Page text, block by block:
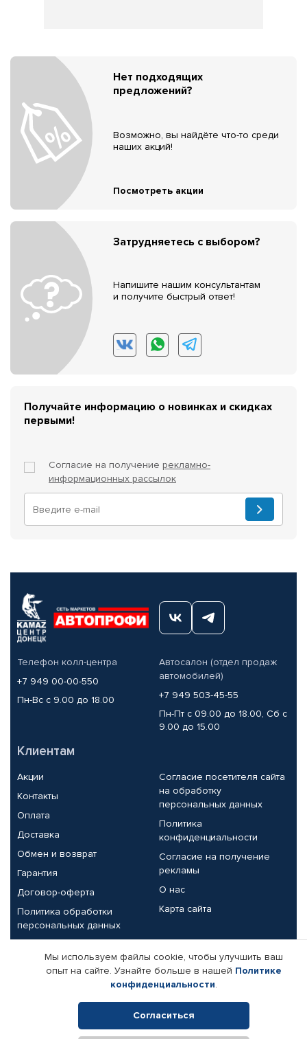
Нет подходящих
предложений?
Возможно, вы найдёте что-то среди
наших акций!
Посмотреть акции
Затрудняетесь с выбором?
Напишите нашим консультантам
и получите быстрый ответ!
Получайте информацию о новинках и скидках
первыми!
Согласие на получение рекламно-
информационных рассылок
Телефон колл-центра
+7 949 00-00-550
Пн-Вс с 9.00 до 18.00
Автосалон (отдел продаж
автомобилей)
+7 949 503-45-55
Пн-Пт с 09.00 до 18.00, Сб с
9.00 до 15.00
Клиентам
Акции
Контакты
Оплата
Доставка
Обмен и возврат
Гарантия
Договор-оферта
Политика обработки
персональных данных
Согласие посетителя сайта
на обработку
персональных данных
Политика
конфиденциальности
Согласие на получение
рекламы
О нас
Карта сайта
Партнерам
Корпоративным клиентам
Поставщикам
Реквизиты компании
Мы используем файлы cookie, чтобы улучшить ваш
опыт на сайте. Узнайте больше в нашей Политике
конфиденциальности.
Согласиться